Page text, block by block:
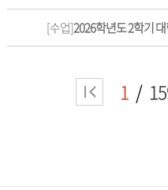
[수업]
1